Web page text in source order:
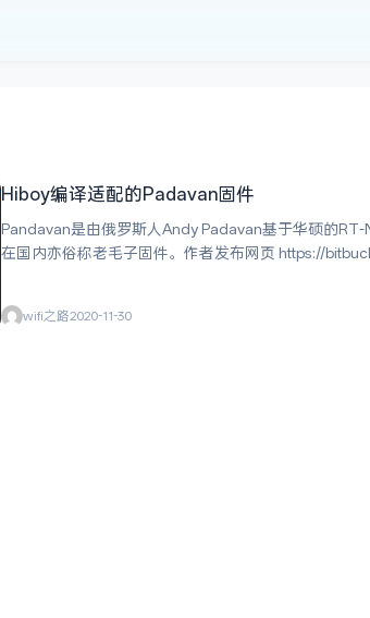
Hiboy编译适配的Padavan固件
Pandavan是由俄罗斯人Andy Padavan基于华硕的
在国内亦俗称老毛子固件。作者发布网页 https://
wifi之路2020-11-30